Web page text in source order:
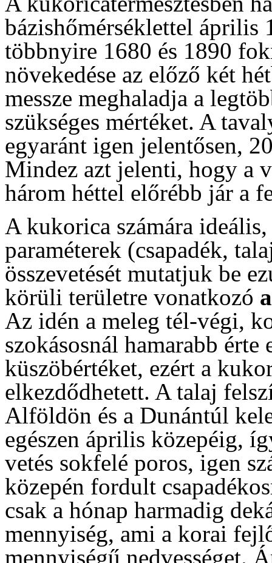
bázishőmérséklettel
többnyire 1680 és 1890
növekedése az előző két
messze meghaladja a
szükséges mértéket. A
egyaránt igen jelentősen,
Mindez azt jelenti, hogy a
három héttel előrébb jár a
A kukorica számára
paraméterek (csapadék,
összevetését mutatjuk be
körüli területre vonatkozó
Az idén a meleg tél-végi,
szokásosnál hamarabb
küszöbértéket, ezért a
elkezdődhetett. A talaj
Alföldön és a Dunántúl
egészen április közepéig,
vetés sokfelé poros, igen
közepén fordult
csak a hónap harmadig
mennyiség, ami a korai
mennyiségű nedvességet.